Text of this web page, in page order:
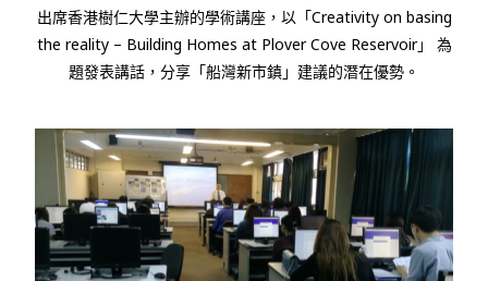
出席香港樹仁大學主辦的學術講座，以「Creativity on basing
the reality – Building Homes at Plover Cove Reservoir」
為
題發表講話，分享「船灣新市鎮」建議的潛在優勢。